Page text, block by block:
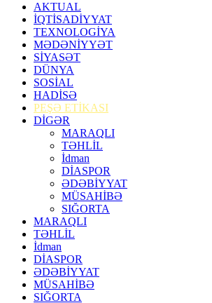
AKTUAL
İQTİSADİYYAT
TEXNOLOGİYA
MƏDƏNİYYƏT
SİYASƏT
DÜNYA
SOSİAL
HADİSƏ
PEŞƏ ETİKASI
DİGƏR
MARAQLI
TƏHLİL
İdman
DİASPOR
ƏDƏBİYYAT
MÜSAHİBƏ
SIĞORTA
MARAQLI
TƏHLİL
İdman
DİASPOR
ƏDƏBİYYAT
MÜSAHİBƏ
SIĞORTA